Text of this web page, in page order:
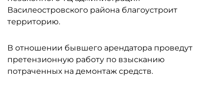
Василеостровского района благоустроит
территорию.
В отношении бывшего арендатора проведут
претензионную работу по взысканию
потраченных на демонтаж средств.